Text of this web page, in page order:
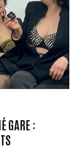
GARE :